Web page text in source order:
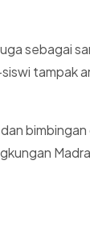
sebagai